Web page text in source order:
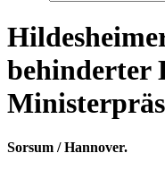
behinderter
Sorsum / Hannover.